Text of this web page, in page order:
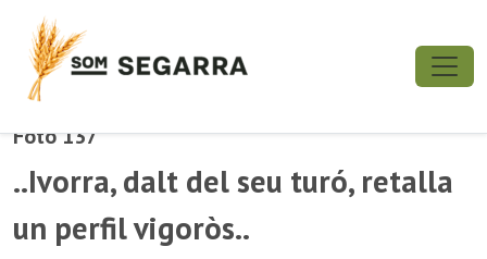
Foto 137
..Ivorra, dalt del seu turó, retalla
un perfil vigoròs..